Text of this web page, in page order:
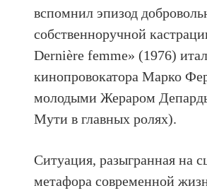
вспомнил эпизод
собственноручной
Dernière femme» (1976)
кинопровокатора Марко
молодыми Жераром
Мути в главных ролях).
Ситуация, разыгранная на
метафора современной